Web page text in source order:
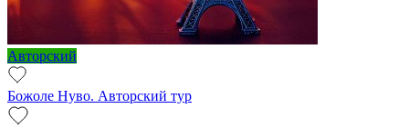
Авторский
Божоле Нуво. Авторский тур